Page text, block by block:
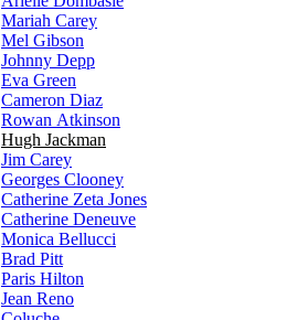
Mariah Carey
Mel Gibson
Johnny Depp
Eva Green
Cameron Diaz
Rowan Atkinson
Hugh Jackman
Jim Carey
Georges Clooney
Catherine Zeta Jones
Catherine Deneuve
Monica Bellucci
Brad Pitt
Paris Hilton
Jean Reno